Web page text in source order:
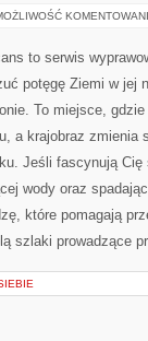
to serwis
potęgę Ziemi w jej
To miejsce,
a krajobraz zmienia
Jeśli fascynują
wody oraz
które pomagają
szlaki prowadzące